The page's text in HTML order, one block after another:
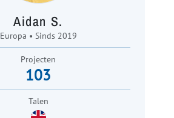
Aidan S.
Europa • Sinds 2019
Projecten
103
Talen